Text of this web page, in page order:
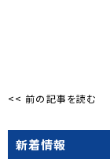
<< 前の記事を読む
新着情報